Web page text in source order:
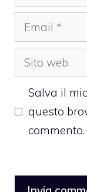
Email
Sito
web
Salva il
questo
commento.